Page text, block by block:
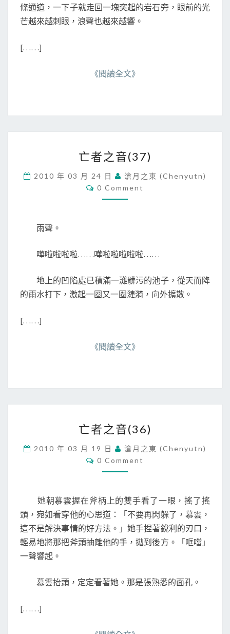
條通道，一下子就走回一塊突起的岩石旁，眼前的光
芒越來越刺眼，浪聲也越來越響。
[……]
《閱讀全文》
者
音
(
3
亡者之音(37)
2010 年 03 月 24 日
滄月之東 (chenyutn)
C
O
0 Comment
雨聲。
嘩啦啦啦啦……嘩啦啦啦啦啦……
地上的凹陷處已積滿一灘髒污的池子，從天而降
的雨水打下，激起一圈又一圈漣漪，向外擴散。
[……]
《閱讀全文》
者
音
(
3
)
亡者之音(36)
2010 年 03 月 19 日
滄月之東 (chenyutn)
C
O
N
T
S
0 Comment
她朝慕雲握在斧柄上的雙手看了一眼，搖了搖
頭，宛如看穿他的心思道：「不要再閃躲了，慕雲，
這不是解決事情的好方法。」她手捏著銳利的刃口，
輕易地將那把斧頭抽離他的手，拋到後方。「哐噹」
一聲響起。
慕雲抬頭，定定看著她。那是張熟悉的面孔。
[……]